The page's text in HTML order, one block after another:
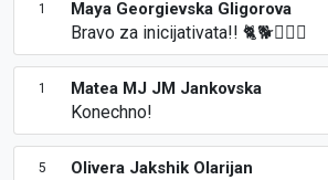
1 Maya Georgievska Gligorova
Bravo za inicijativata!! 🐈🐕🐕‍🦺🐩
1 Matea MJ JM Jankovska
Konechno!
5 Olivera Jakshik Olarijan